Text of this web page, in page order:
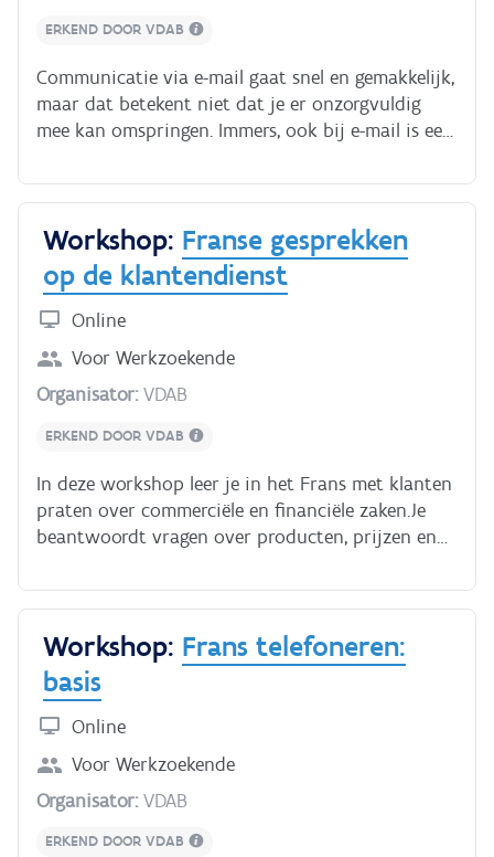
ERKEND DOOR VDAB
Communicatie via e-mail gaat snel en gemakkelijk,
maar dat betekent niet dat je er onzorgvuldig
mee kan omspringen. Immers, ook bij e-mail is een
visitekaartje. Tijdens deze online workshop krijg
je hulp van een professionele coach bij het
opstellen van klantgerichte e-mails. Via
praktijkgerichte opdrachten leer je e-mails logisch
opbouwen met een correcte inhoud. Je leert de
juiste begin- en slotformules hanteren, de
leert de juiste zinsconstructies inzetten met een
focus op zuiver taalgebruik.Je leert fouten tegen
verbeteren.
Workshop: Franse gesprekken
op de klantendienst
Online
Voor Werkzoekende
Organisator:VDAB
ERKEND DOOR VDAB
In deze workshop leer je in het Frans met klanten
praten over commerciële en financiële zaken.Je
beantwoordt vragen over producten, prijzen en
verkoopvoorwaarden en stelt alternatieve
producten voor.Je onderhandelt over onbetaalde
facturen en stelt oplossingen voor bij
achterstallige betalingen.Je antwoordt op
klachten en reikt oplossingen aan zodat je klant
tevreden is.
Workshop: Frans telefoneren:
basis
Online
Voor Werkzoekende
Organisator:VDAB
ERKEND DOOR VDAB